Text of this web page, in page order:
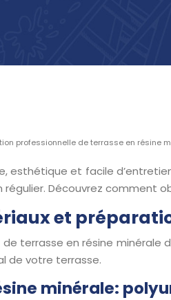
professionnelle de terrasse en résine
esthétique et facile
régulier. Découvrez
et
terrasse en résine minérale
de votre terrasse.
minérale: